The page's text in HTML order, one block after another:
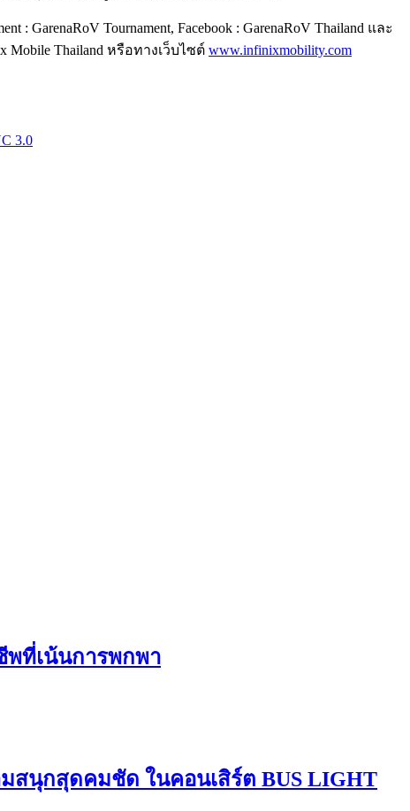
Tournament, Facebook : GarenaRoV Thailand และ
Thailand หรือทางเว็บไซต์ www.infinixmobility.com
3.0
พที่เน้นการพกพา
สนุกสุดคมชัด ในคอนเสิร์ต BUS LIGHT